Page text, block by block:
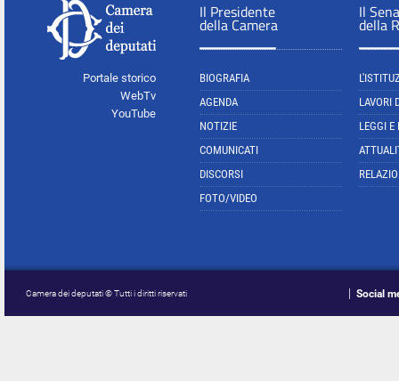
Portale storico
WebTv
YouTube
Il Presidente
della Camera
BIOGRAFIA
AGENDA
NOTIZIE
COMUNICATI
DISCORSI
FOTO/VIDEO
Il
della
LAVORI
LEGGI E
Camera dei deputati © Tutti i diritti riservati Social